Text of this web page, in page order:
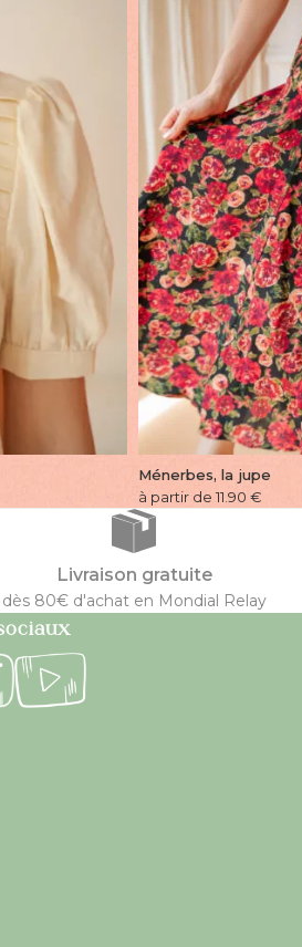
Ménerbes, la jupe
à partir de 11.90 €
Livraison gratuite
dès 80€ d'achat en Mondial Relay